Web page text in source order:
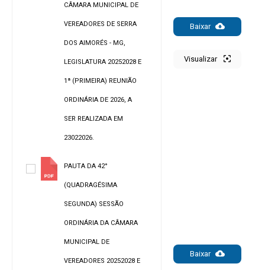
CÂMARA MUNICIPAL DE
VEREADORES DE SERRA
DOS AIMORÉS - MG,
LEGISLATURA 20252028 E
1ª (PRIMEIRA) REUNIÃO
ORDINÁRIA DE 2026, A
SER REALIZADA EM
23022026.
Baixar
Visualizar
PAUTA DA 42°
(QUADRAGÉSIMA
SEGUNDA) SESSÃO
ORDINÁRIA DA CÂMARA
MUNICIPAL DE
VEREADORES 20252028 E
Baixar